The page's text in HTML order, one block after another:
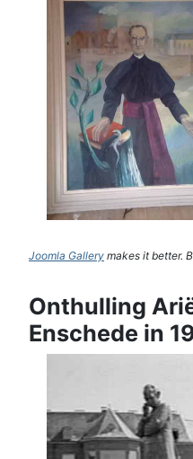
Joomla Gallery makes it better.
Onthulling
Enschede in